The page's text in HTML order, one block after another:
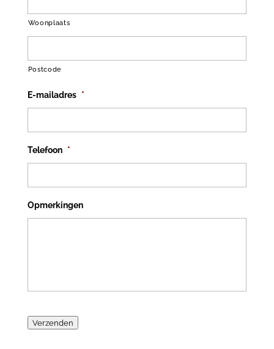
Woonplaats
Postcode
E-mailadres *
Telefoon *
Opmerkingen
Verzenden